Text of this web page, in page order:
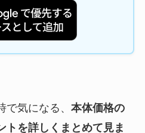
気になる、 本体価格の
トを詳しくまとめて見ま